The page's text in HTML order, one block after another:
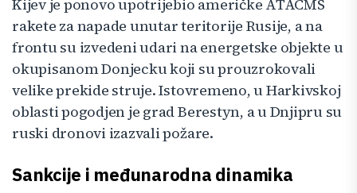
Kijev je ponovo upotrijebio američke ATACMS
rakete za napade unutar teritorije Rusije, a na
frontu su izvedeni udari na energetske objekte u
okupisanom Donjecku koji su prouzrokovali
velike prekide struje. Istovremeno, u Harkivskoj
oblasti pogodjen je grad Berestyn, a u Dnjipru su
ruski dronovi izazvali požare.
Sankcije i međunarodna dinamika